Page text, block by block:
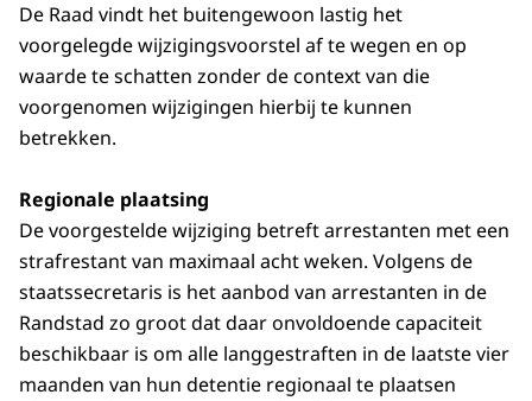
De Raad vindt het buitengewoon lastig het
voorgelegde wijzigingsvoorstel af te wegen en op
waarde te schatten zonder de context van die
voorgenomen wijzigingen hierbij te kunnen
betrekken.
Regionale plaatsing
De voorgestelde wijziging betreft arrestanten met een
strafrestant van maximaal acht weken. Volgens de
staatssecretaris is het aanbod van arrestanten in de
Randstad zo groot dat daar onvoldoende capaciteit
beschikbaar is om alle langgestraften in de laatste vier
maanden van hun detentie regionaal te plaatsen